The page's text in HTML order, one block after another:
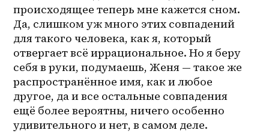
происходящее теперь мне кажется сном.
Да, слишком уж много этих совпадений
для такого человека, как я, который
отвергает всё иррациональное. Но я беру
себя в руки, подумаешь, Женя — такое же
распространённое имя, как и любое
другое, да и все остальные совпадения
ещё более вероятны, ничего особенно
удивительного и нет, в самом деле.